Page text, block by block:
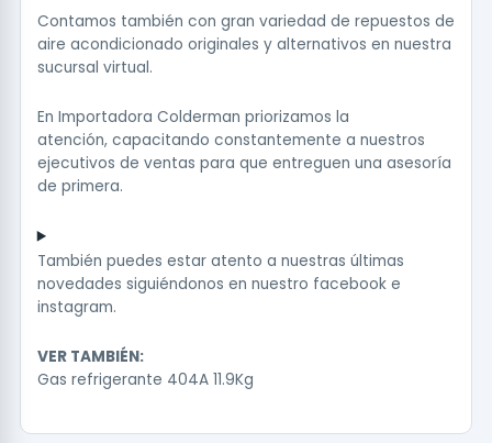
Contamos también con gran variedad de repuestos de
aire acondicionado originales y alternativos en nuestra
sucursal virtual.
En Importadora Colderman priorizamos la
atención, capacitando constantemente a nuestros
ejecutivos de ventas para que entreguen una asesoría
de primera.
También puedes estar atento a nuestras últimas
novedades siguiéndonos en nuestro facebooke
instagram.
VER TAMBIÉN:
Gas refrigerante 404A 11.9Kg